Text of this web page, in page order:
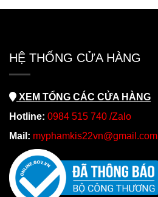
HỆ THỐNG CỬA HÀNG
XEM TỔNG CÁC CỬA HÀNG
Hotline: 0984 515 740 /Zalo
Mail: myphamkis22vn@gmail.com